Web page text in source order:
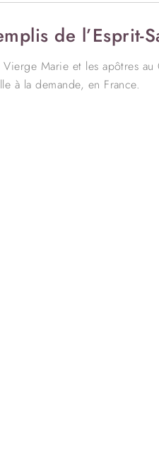
de l’Esprit-
Marie et les apôtres
à la demande, en France.